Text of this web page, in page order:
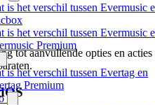
is het verschil tussen Evermusic
is het verschil tussen Evermusic
Premium
is het verschil tussen Evertag en
Premium
tot aanvullende opties en acties